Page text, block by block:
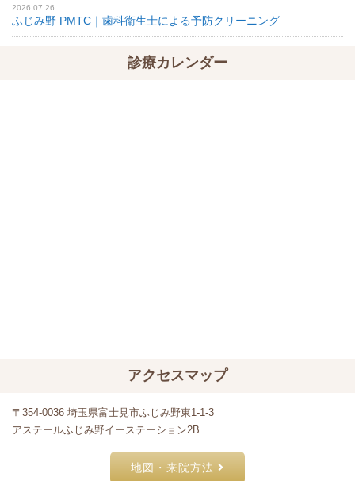
2026.07.26
ふじみ野 PMTC｜歯科衛生士による予防クリーニング
診療カレンダー
アクセスマップ
〒354-0036 埼玉県富士見市ふじみ野東1-1-3
アステールふじみ野イーステーション2B
地図・来院方法